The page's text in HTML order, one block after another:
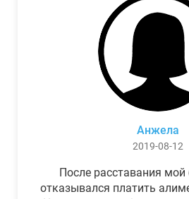
Анжела
2019-08-12
После расставания
отказывался платить